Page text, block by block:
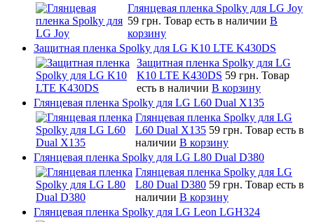
Глянцевая пленка Spolky для LG Joy
59 грн. Товар есть в наличии В
корзину
Защитная пленка Spolky для LG K10 LTE K430DS
Защитная пленка Spolky для LG
K10 LTE K430DS 59 грн. Товар
есть в наличии В корзину
Глянцевая пленка Spolky для LG L60 Dual X135
Глянцевая пленка Spolky для LG
L60 Dual X135 59 грн. Товар есть в
наличии В корзину
Глянцевая пленка Spolky для LG L80 Dual D380
Глянцевая пленка Spolky для LG
L80 Dual D380 59 грн. Товар есть в
наличии В корзину
Глянцевая пленка Spolky для LG Leon LGH324